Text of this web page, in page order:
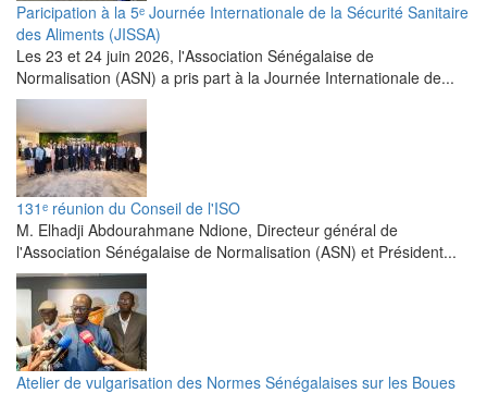
Paricipation à la 5ᵉ Journée Internationale de la Sécurité Sanitaire
des Aliments (JISSA)
‎Les 23 et 24 juin 2026, l'Association Sénégalaise de
Normalisation (ASN) a pris part à la Journée Internationale de...
131ᵉ réunion du Conseil de l'ISO
M. Elhadji Abdourahmane Ndione, Directeur général de
l'Association Sénégalaise de Normalisation (ASN) et Président...
Atelier de vulgarisation des Normes Sénégalaises sur les Boues